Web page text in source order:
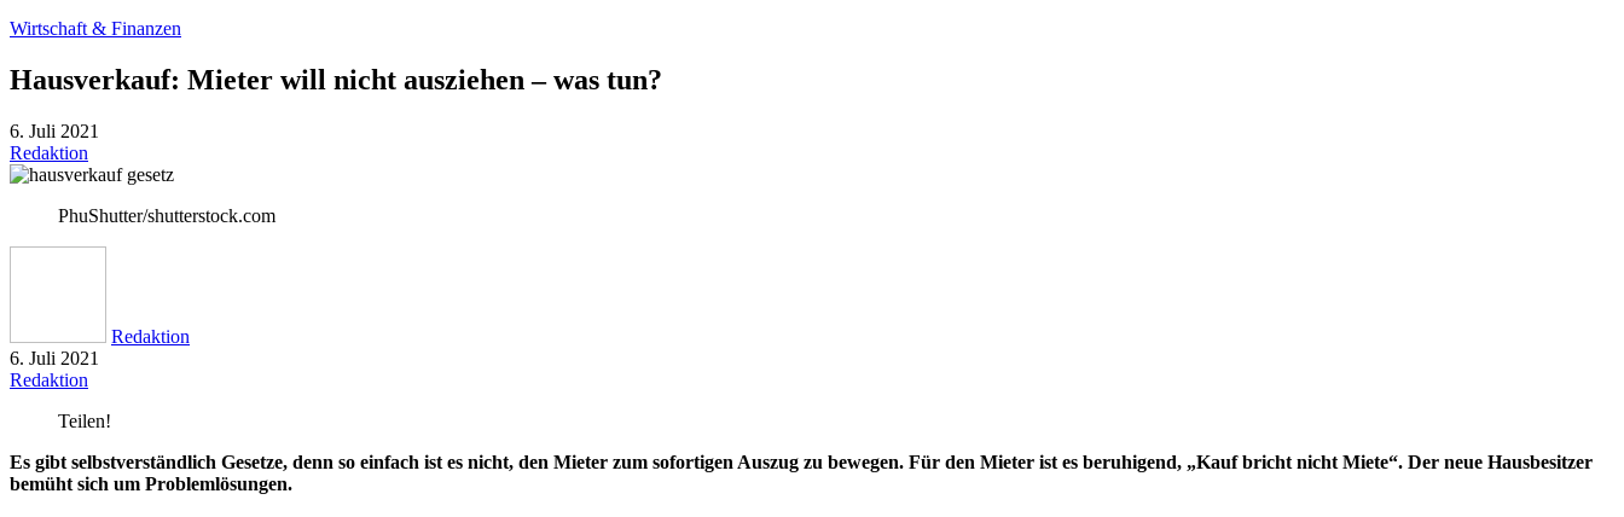
Wirtschaft & Finanzen
Hausverkauf: Mieter will nicht ausziehen – was tun?
6. Juli 2021
Redaktion
PhuShutter/shutterstock.com
Redaktion
6. Juli 2021
Redaktion
Teilen!
Es gibt selbstverständlich Gesetze, denn so einfach ist es nicht, den Mieter zum sofortigen Auszug zu bewegen. Für den Mieter ist es beruhigend, „Kauf bricht nicht Miete“. Der neue Hausbesitzer
bemüht sich um Problemlösungen.